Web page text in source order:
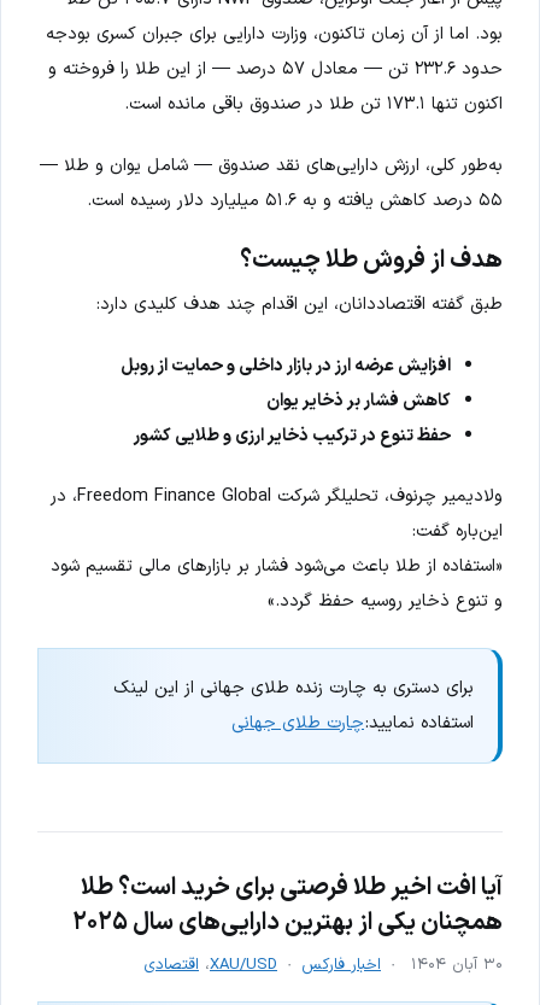
بود. اما از آن زمان تاکنون، وزارت دارایی برای جبران کسری بودجه
حدود ۲۳۲.۶ تن — معادل ۵۷ درصد — از این طلا را فروخته و
اکنون تنها ۱۷۳.۱ تن طلا در صندوق باقی مانده است.
به‌طور کلی، ارزش دارایی‌های نقد صندوق — شامل یوان و طلا —
۵۵ درصد کاهش یافته و به ۵۱.۶ میلیارد دلار رسیده است.
هدف از فروش طلا چیست؟
طبق گفته اقتصاددانان، این اقدام چند هدف کلیدی دارد:
افزایش عرضه ارز در بازار داخلی و حمایت از روبل
کاهش فشار بر ذخایر یوان
حفظ تنوع در ترکیب ذخایر ارزی و طلایی کشور
ولادیمیر چرنوف، تحلیلگر شرکت Freedom Finance Global، در
این‌باره گفت:
«استفاده از طلا باعث می‌شود فشار بر بازارهای مالی تقسیم شود
و تنوع ذخایر روسیه حفظ گردد.»
برای دستری به چارت زنده طلای جهانی از این لینک
استفاده نمایید:چارت طلای جهانی
آیا افت اخیر طلا فرصتی برای خرید است؟ طلا
همچنان یکی از بهترین دارایی‌های سال ۲۰۲۵
۳۰ آبان ۱۴۰۴ اخبار فارکس XAU/USD، اقتصادی